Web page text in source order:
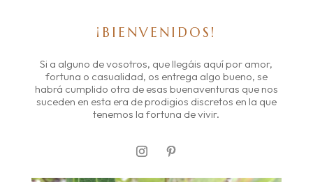
¡BIENVENIDOS!
Si a alguno de vosotros, que llegáis aquí por amor,
fortuna o casualidad, os entrega algo bueno, se
habrá cumplido otra de esas buenaventuras que nos
suceden en esta era de prodigios discretos en la que
tenemos la fortuna de vivir.